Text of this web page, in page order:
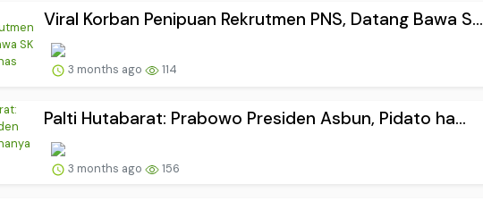
Viral Korban Penipuan Rekrutmen PNS, Datang Bawa S...
3 months ago 114
Palti Hutabarat: Prabowo Presiden Asbun, Pidato ha...
3 months ago 156